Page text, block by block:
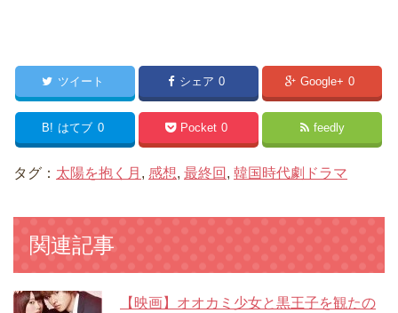
ツイート シェア 0 Google+ 0
B! はてブ 0 Pocket 0 feedly
タグ： 太陽を抱く月 , 感想, 最終回 , 韓国時代劇ドラマ
関連記事
【映画】オオカミ少女と黒王子を観たの